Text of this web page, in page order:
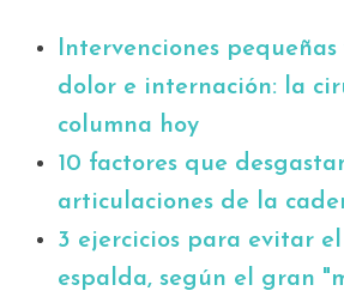
Intervenciones
dolor e internación: la
columna hoy
10 factores que
articulaciones de la
3 ejercicios para evitar
espalda, según el gran